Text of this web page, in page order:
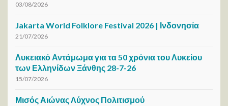
03/08/2026
Jakarta World Folklore Festival 2026 | Ινδονησία
21/07/2026
Λυκειακό Αντάμωμα για τα 50 χρόνια του Λυκείου
των Ελληνίδων Ξάνθης 28-7-26
15/07/2026
Μισός Αιώνας Λύχνος Πολιτισμού